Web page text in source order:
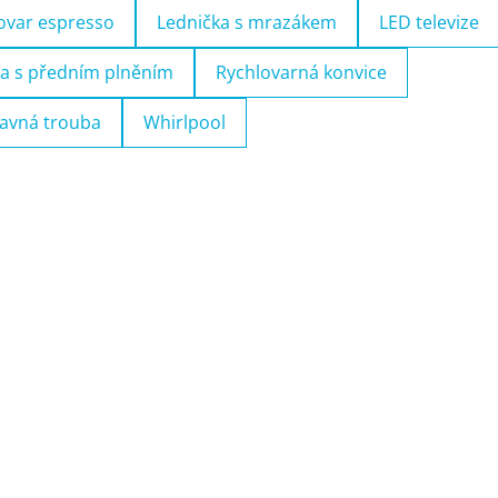
espresso Lednička s mrazákem LED televize
s předním plněním Rychlovarná konvice
trouba Whirlpool